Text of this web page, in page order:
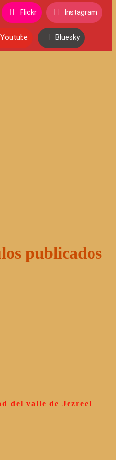
Flickr Instagram
Youtube Bluesky
publicados
del valle de Jezreel